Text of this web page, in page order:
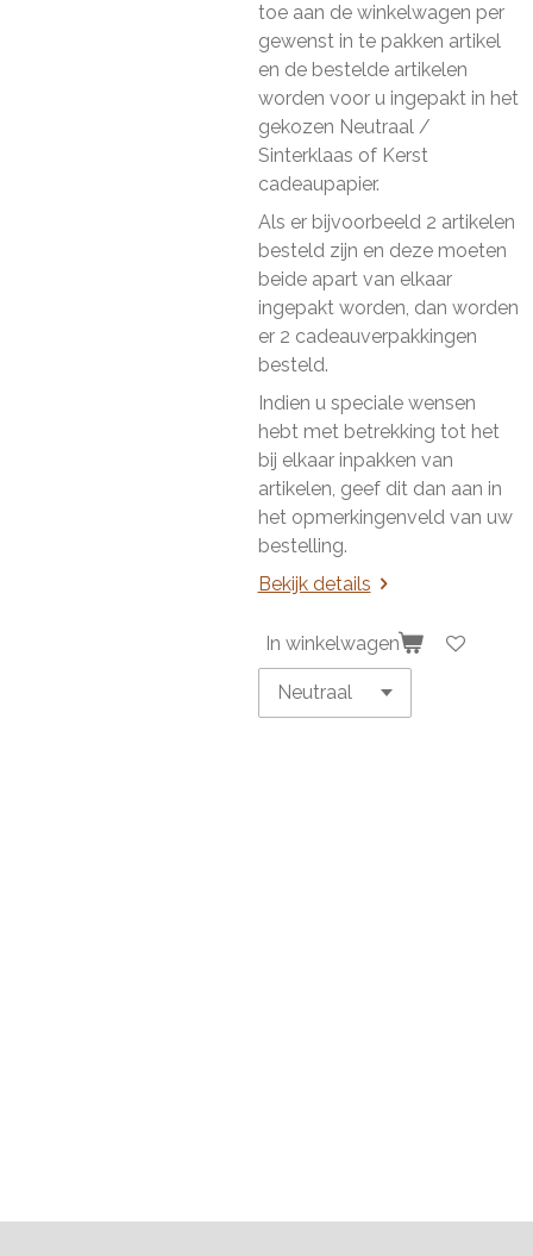
toe aan de winkelwagen per
gewenst in te pakken artikel
en de bestelde artikelen
worden voor u ingepakt in het
gekozen Neutraal /
Sinterklaas of Kerst
cadeaupapier.
Als er bijvoorbeeld 2 artikelen
besteld zijn en deze moeten
beide apart van elkaar
ingepakt worden, dan worden
er 2 cadeauverpakkingen
besteld.
Indien u speciale wensen
hebt met betrekking tot het
bij elkaar inpakken van
artikelen, geef dit dan aan in
het opmerkingenveld van uw
bestelling.
Bekijk details
In winkelwagen